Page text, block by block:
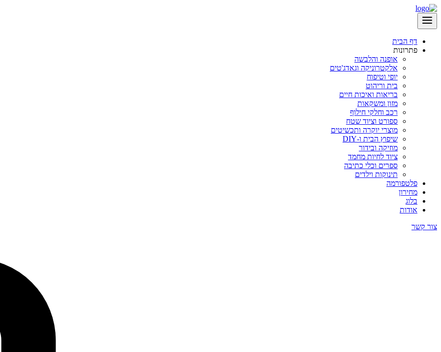
דף הבית
פתרונות
אופנה והלבשה
אלקטרוניקה וגאדג'טים
יופי וטיפוח
בית וריהוט
בריאות ואיכות חיים
מזון ומשקאות
רכב וחלקי חילוף
ספורט וציוד שטח
מוצרי יוקרה ותכשיטים
שיפוץ הבית ו-DIY
מוזיקה ובידור
ציוד לחיות מחמד
ספרים וכלי כתיבה
תינוקות וילדים
פלטפורמה
מחירון
בלוג
אודות
צור קשר